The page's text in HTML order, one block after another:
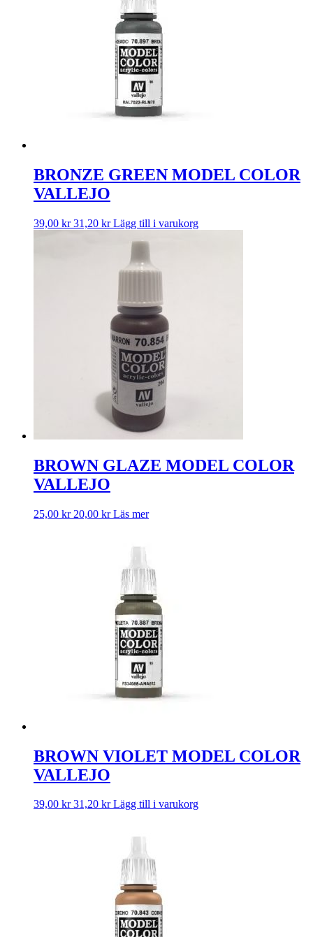
BRONZE GREEN MODEL COLOR
VALLEJO
39,00 kr 31,20 kr Lägg till i varukorg
BROWN GLAZE MODEL COLOR
VALLEJO
25,00 kr 20,00 kr Läs mer
BROWN VIOLET MODEL COLOR
VALLEJO
39,00 kr 31,20 kr Lägg till i varukorg